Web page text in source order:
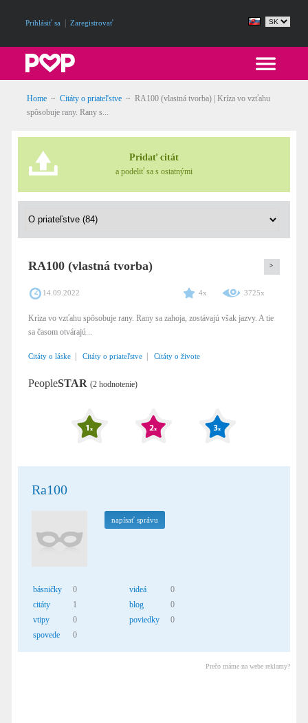
Prihlásiť sa Zaregistrovať
Home ~ Citáty o priateľstve ~ RA100 (vlastná tvorba) | Kríza vo vzťahu
spôsobuje rany. Rany s...
Pridať citát
a podeliť sa s ostatnými
RA100 (vlastná tvorba) >
14.09.2022 4x 3725x
Kríza vo vzťahu spôsobuje rany. Rany sa zahoja, zostávajú však jazvy. A tie
sa časom otvárajú...
Citáty o láske | Citáty o priateľstve | Citáty o živote
PeopleSTAR (2 hodnotenie)
Ra100
napísať správu
básničky
0
citáty
1
vtipy
0
spovede
0
videá
0
blog
0
poviedky
0
Prečo máme na webe reklamy?